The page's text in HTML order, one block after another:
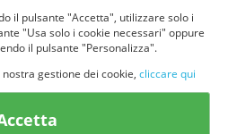
Rights Reserved.
il pulsante "Accetta", utilizzare solo i
"Usa solo i cookie necessari" oppure
il pulsante "Personalizza".
gestione dei cookie, cliccare qui